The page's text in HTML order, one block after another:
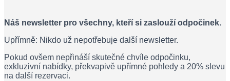
Náš newsletter pro všechny, kteří si zaslouží odpočinek.
Upřímně: Nikdo už nepotřebuje další newsletter.
Pokud ovšem nepřináší skutečné chvíle odpočinku,
exkluzivní nabídky, překvapivě upřímné pohledy a 20% slevu
na další rezervaci.